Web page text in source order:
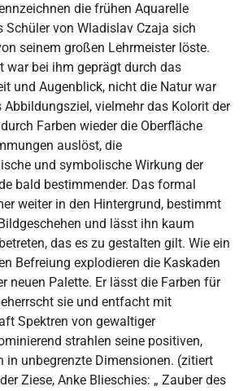
die frühen Aquarelle
Schüler von Wladislav Czaja sich
seinem großen Lehrmeister löste.
war bei ihm geprägt durch das
und Augenblick, nicht die Natur war
Abbildungsziel, vielmehr das Kolorit der
Farben wieder die Oberfläche
auslöst, die
und symbolische Wirkung der
bald bestimmender. Das formal
weiter in den Hintergrund, bestimmt
und lässt ihn kaum
das es zu gestalten gilt. Wie ein
Befreiung explodieren die Kaskaden
neuen Palette. Er lässt die Farben für
sie und entfacht mit
Spektren von gewaltiger
strahlen seine positiven,
in unbegrenzte Dimensionen. (zitiert
Ziese, Anke Blieschies: „ Zauber des